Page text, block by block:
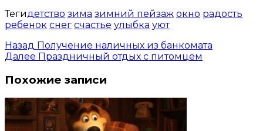
Тегидетство зима зимний пейзаж окно радость
ребенок снег счастье улыбка уют
Назад Получение наличных из банкомата
Далее Праздничный отдых с питомцем
Похожие записи